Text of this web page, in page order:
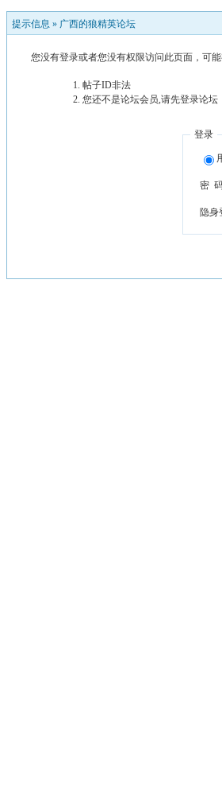
提示信息 » 广西的狼精英论坛
您没有登录或者您没有权限访问此页面，可
帖子ID非法
您还不是论坛会员,请先登录论坛
登录
密
隐身